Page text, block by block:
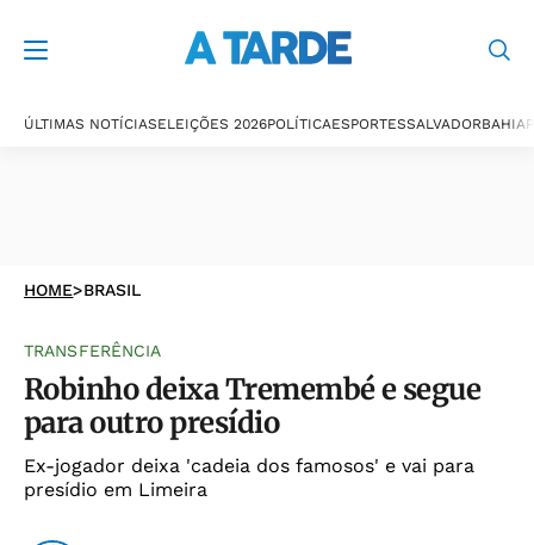
ÚLTIMAS NOTÍCIASELEIÇÕES 2026POLÍTICAESPORTESSALVADORBAHIA
HOME>BRASIL
TRANSFERÊNCIA
Robinho deixa Tremembé e segue
para outro presídio
Ex-jogador deixa 'cadeia dos famosos' e vai para
presídio em Limeira